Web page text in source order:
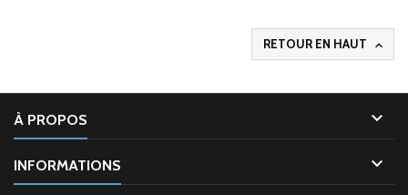
RETOUR EN HAUT 
À PROPOS 
INFORMATIONS 